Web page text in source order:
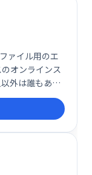
ァイル用のエ
オンラインス
外は誰もあな
ます。